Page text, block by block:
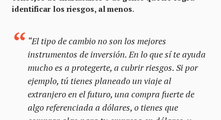
identificar los riesgos, al menos.
“El tipo de cambio no son los mejores
instrumentos de inversión. En lo que sí te ayuda
mucho es a protegerte, a cubrir riesgos. Si por
ejemplo, tú tienes planeado un viaje al
extranjero en el futuro, una compra fuerte de
algo referenciada a dólares, o tienes que